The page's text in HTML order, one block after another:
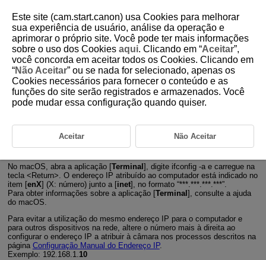
D185-194
Verificar Definições de Rede
Windows
informações relativas a máscara de sub-rede, gateway e servidor DNS.
No macOS, abra a aplicação [Terminal ], digite ifconfig -a e carregue na
tecla
Return
. O endereço IP atribuído ao computador está indicado no
item [enX] (X: número) junto a [inet], no formato “***.***.***.***”.
Para obter informações sobre a aplicação [Terminal ], consulte a ajuda
do macOS.
Para evitar a utilização do mesmo endereço IP para o computador e
para outros dispositivos na rede, altere o número mais à direita ao
configurar o endereço IP a atribuir à câmara nos processos descritos na
página Configuração Manual do Endereço IP.
Exemplo: 192.168.1.10
Este site (cam.start.canon) usa Cookies para melhorar
sua experiência de usuário, análise da operação e
aprimorar o próprio site. Você pode ter mais informações
sobre o uso dos Cookies aqui. Clicando em “Aceitar”,
você concorda em aceitar todos os Cookies. Clicando em
“Não Aceitar” ou se nada for selecionado, apenas os
Cookies necessários para fornecer o conteúdo e as
funções do site serão registrados e armazenados. Você
pode mudar essa configuração quando quiser.
Aceitar Não Aceitar